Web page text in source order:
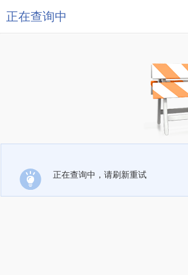
正在查询中
正在查询中，请刷新重试